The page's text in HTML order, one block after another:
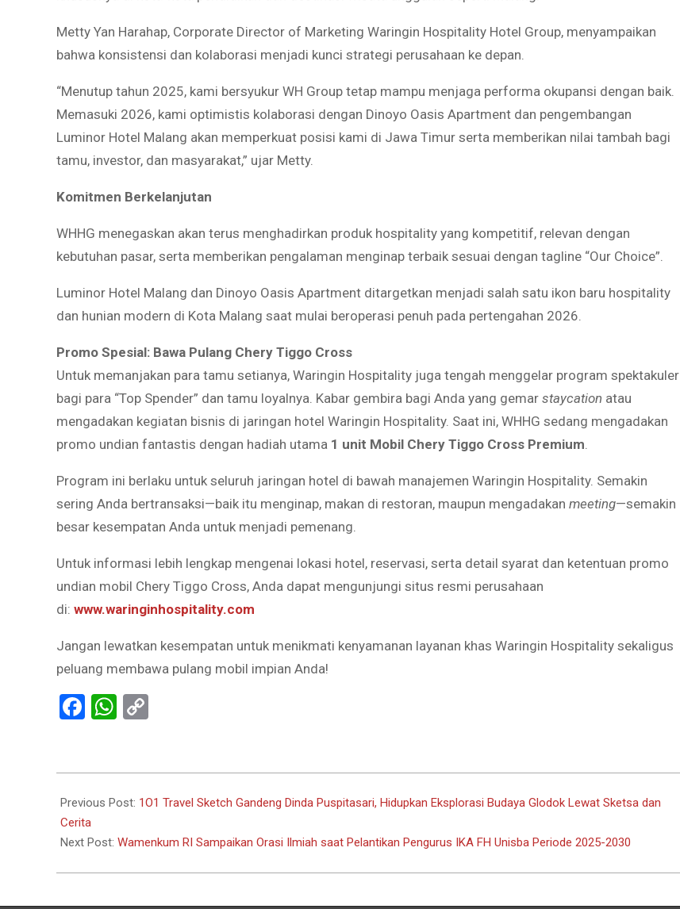
Metty Yan Harahap, Corporate Director of Marketing Waringin Hospitality Hotel Group, menyampaikan
bahwa konsistensi dan kolaborasi menjadi kunci strategi perusahaan ke depan.
“Menutup tahun 2025, kami bersyukur WH Group tetap mampu menjaga performa okupansi dengan baik.
Memasuki 2026, kami optimistis kolaborasi dengan Dinoyo Oasis Apartment dan pengembangan
Luminor Hotel Malang akan memperkuat posisi kami di Jawa Timur serta memberikan nilai tambah bagi
tamu, investor, dan masyarakat,” ujar Metty.
Komitmen Berkelanjutan
WHHG menegaskan akan terus menghadirkan produk hospitality yang kompetitif, relevan dengan
kebutuhan pasar, serta memberikan pengalaman menginap terbaik sesuai dengan tagline “Our Choice”.
Luminor Hotel Malang dan Dinoyo Oasis Apartment ditargetkan menjadi salah satu ikon baru hospitality
dan hunian modern di Kota Malang saat mulai beroperasi penuh pada pertengahan 2026.
Promo Spesial: Bawa Pulang Chery Tiggo Cross
Untuk memanjakan para tamu setianya, Waringin Hospitality juga tengah menggelar program spektakuler
bagi para “Top Spender” dan tamu loyalnya. Kabar gembira bagi Anda yang gemar staycation atau
mengadakan kegiatan bisnis di jaringan hotel Waringin Hospitality. Saat ini, WHHG sedang mengadakan
promo undian fantastis dengan hadiah utama 1 unit Mobil Chery Tiggo Cross Premium.
Program ini berlaku untuk seluruh jaringan hotel di bawah manajemen Waringin Hospitality. Semakin
sering Anda bertransaksi—baik itu menginap, makan di restoran, maupun mengadakan meeting—semakin
besar kesempatan Anda untuk menjadi pemenang.
Untuk informasi lebih lengkap mengenai lokasi hotel, reservasi, serta detail syarat dan ketentuan promo
undian mobil Chery Tiggo Cross, Anda dapat mengunjungi situs resmi perusahaan
di: www.waringinhospitality.com
Jangan lewatkan kesempatan untuk menikmati kenyamanan layanan khas Waringin Hospitality sekaligus
peluang membawa pulang mobil impian Anda!
Facebook
WhatsApp
12-
15
Previous Post: 1O1 Travel Sketch Gandeng Dinda Puspitasari, Hidupkan Eksplorasi Budaya Glodok Lewat Sketsa dan
Cerita
Next Post: Wamenkum RI Sampaikan Orasi Ilmiah saat Pelantikan Pengurus IKA FH Unisba Periode 2025-2030